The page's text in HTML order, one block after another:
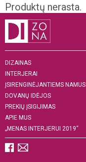
Produktų nerasta.
DIZAINAS
INTERJERAI
ĮSIRENGINĖJANTIEMS NAMUS
DOVANŲ IDĖJOS
PREKIŲ ĮSIGIJIMAS
APIE MUS
„MENAS INTERJERUI 2019“